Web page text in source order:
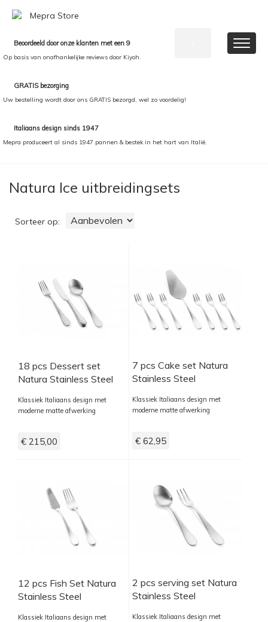
Beoordeeld door onze klanten met een 9
Op basis van onafhankelijke reviews door Kiyoh.
GRATIS bezorging
Uw bestelling wordt door ons GRATIS bezorgd, wel zo voordelig!
Italiaans design sinds 1947
Mepra produceert al sinds 1947 pannen & bestek in het hart van Italië.
Natura Ice uitbreidingsets
Sorteer op
18 pcs Dessert set
Natura Stainless Steel
Klassiek Italiaans design met
moderne matte afwerking
€ 215,00
7 pcs Cake set Natura
Stainless Steel
Klassiek Italiaans design met
moderne matte afwerking
€ 62,95
12 pcs Fish Set Natura
Stainless Steel
Klassiek Italiaans design met
2 pcs serving set Natura
Stainless Steel
Klassiek Italiaans design met